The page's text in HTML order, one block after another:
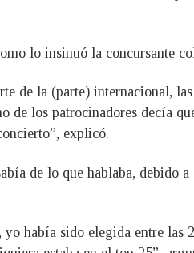
lo insinuó la concursante
de la (parte) internacional,
de los patrocinadores decía
explicó.
de lo que hablaba, debido
había sido elegida entre las